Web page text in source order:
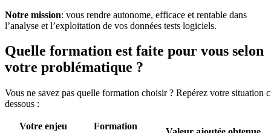
Notre mission: vous rendre autonome, efficace et rentable dans
l’analyse et l’exploitation de vos données tests logiciels.
Quelle formation est faite pour vous selon
votre problématique ?
Vous ne savez pas quelle formation choisir ? Repérez votre situation
dessous :
Votre enjeu
Formation